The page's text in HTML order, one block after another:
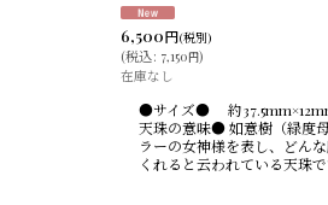
6,500円(税別)
(税込: 7,150円)
在庫なし
●サイズ● 約
天珠の意味● 如意樹（緑度
ラーの女神様を表し、どん
くれると云われている天珠で